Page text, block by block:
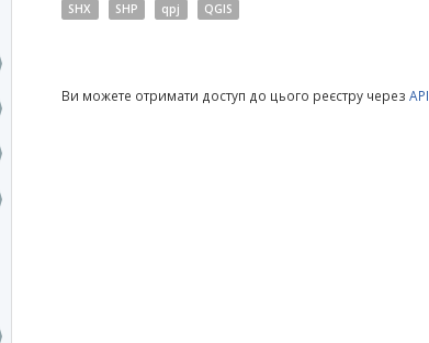
SHX SHP qpj QGIS
Ви можете отримати доступ до цього реєстру через API